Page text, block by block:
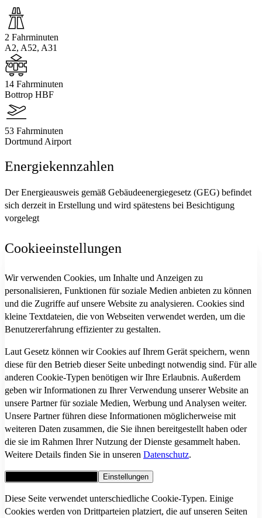
2 Fahrminuten
A2, A52, A31
14 Fahrminuten
Bottrop HBF
53 Fahrminuten
Dortmund Airport
Energiekennzahlen
Der Energieausweis gemäß Gebäudeenergiegesetz (GEG) befindet
sich derzeit in Erstellung und wird spätestens bei Besichtigung
vorgelegt
Cookieeinstellungen
Wir verwenden Cookies, um Inhalte und Anzeigen zu
personalisieren, Funktionen für soziale Medien anbieten zu können
und die Zugriffe auf unsere Website zu analysieren. Cookies sind
kleine Textdateien, die von Webseiten verwendet werden, um die
Benutzererfahrung effizienter zu gestalten.
Laut Gesetz können wir Cookies auf Ihrem Gerät speichern, wenn
diese für den Betrieb dieser Seite unbedingt notwendig sind. Für alle
anderen Cookie-Typen benötigen wir Ihre Erlaubnis. Außerdem
geben wir Informationen zu Ihrer Verwendung unserer Website an
unsere Partner für soziale Medien, Werbung und Analysen weiter.
Unsere Partner führen diese Informationen möglicherweise mit
weiteren Daten zusammen, die Sie ihnen bereitgestellt haben oder
die sie im Rahmen Ihrer Nutzung der Dienste gesammelt haben.
Weitere Details finden Sie in unseren Datenschutz.
Einstellungen
Diese Seite verwendet unterschiedliche Cookie-Typen. Einige
Cookies werden von Drittparteien platziert, die auf unseren Seiten